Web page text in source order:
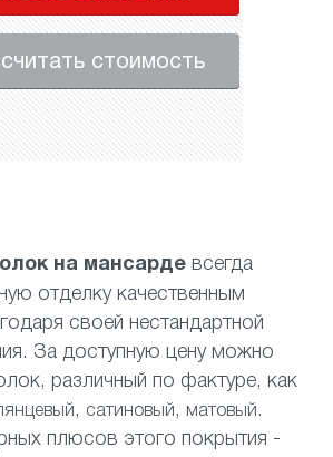
стоимость
на мансарде всегда
отделку качественным
своей нестандартной
За доступную цену можно
различный по фактуре, как
, сатиновый , матовый .
плюсов этого покрытия -